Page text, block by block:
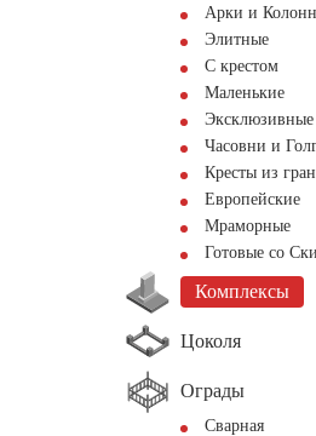
Арки и
Элитные
С крестом
Маленькие
Эксклюзивные
Часовни и
Кресты из
Европейские
Мраморные
Готовые со
Комплексы
Цоколя
Ограды
Сварная